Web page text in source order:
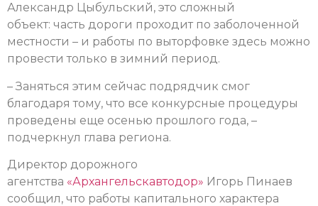
Александр Цыбульский, это сложный
объект: часть дороги проходит по заболоченной
местности – и работы по выторфовке здесь можно
провести только в зимний период.
– Заняться этим сейчас подрядчик смог
благодаря тому, что все конкурсные процедуры
проведены еще осенью прошлого года, –
подчеркнул глава региона.
Директор дорожного
агентства «Архангельскавтодор» Игорь Пинаев
сообщил, что работы капитального характера